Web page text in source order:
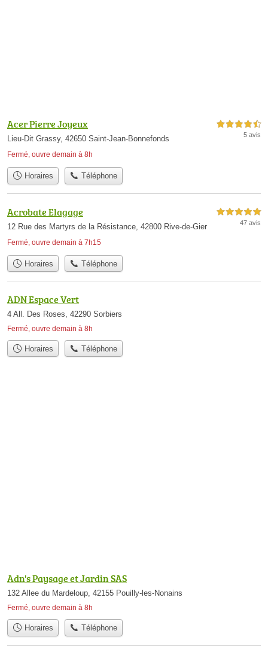
Acer Pierre Joyeux
Lieu-Dit Grassy, 42650 Saint-Jean-Bonnefonds
Fermé, ouvre demain à 8h
4,5 étoiles sur 5
5 avis
Horaires Téléphone
Acrobate Elagage
12 Rue des Martyrs de la Résistance, 42800 Rive-de-Gier
Fermé, ouvre demain à 7h15
5,0 étoiles sur 5
47 avis
Horaires Téléphone
ADN Espace Vert
4 All. Des Roses, 42290 Sorbiers
Fermé, ouvre demain à 8h
Horaires Téléphone
Adn's Paysage et Jardin SAS
132 Allee du Mardeloup, 42155 Pouilly-les-Nonains
Fermé, ouvre demain à 8h
Horaires Téléphone